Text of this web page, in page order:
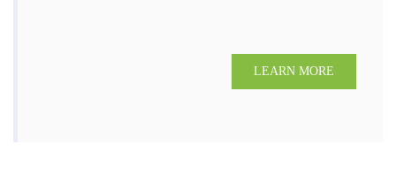
LEARN MORE